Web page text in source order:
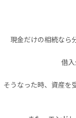
現金だけの相続なら
借
そうなった時、資産を